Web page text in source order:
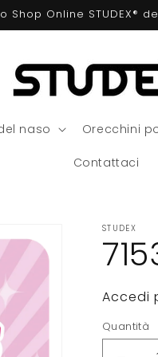
Shop Online STUDEX®
naso Orecchini
Contattaci
STUDEX
Accedi
Quantità